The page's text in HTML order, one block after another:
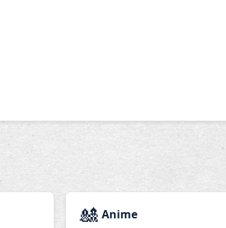
🎎 Anime